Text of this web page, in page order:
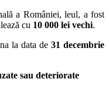
a României, leul, a fost
cu 10 000 lei vechi.
la data de31 decembrie
sau deteriorate